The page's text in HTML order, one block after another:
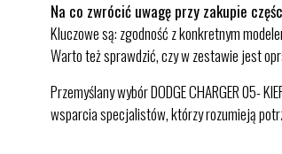
Na co zwrócić uwagę przy zakupie
Kluczowe są: zgodność z konkretnym
Warto też sprawdzić, czy w zestawie jest
Przemyślany wybór DODGE CHARGER 05-
wsparcia specjalistów, którzy rozumieją